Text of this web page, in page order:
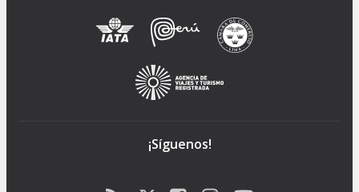
¡Síguenos!